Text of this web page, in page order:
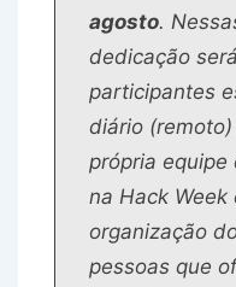
agosto.
dedicação
participantes
diário
própria
na Hack Week
organização
pessoas que